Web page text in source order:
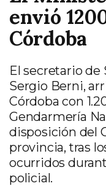
Nación
envió
Córdoba
El secretario de
Sergio Berni,
Córdoba con
Gendarmería
disposición del
provincia, tras
ocurridos
policial.